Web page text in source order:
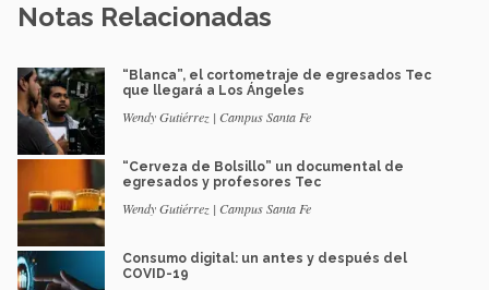
Notas Relacionadas
“Blanca”, el cortometraje de egresados Tec
que llegará a Los Ángeles
Wendy Gutiérrez | Campus Santa Fe
“Cerveza de Bolsillo” un documental de
egresados y profesores Tec
Wendy Gutiérrez | Campus Santa Fe
Consumo digital: un antes y después del
COVID-19